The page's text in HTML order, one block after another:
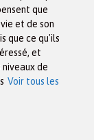
que
et de son
que ce qu'ils
et
de
Voir tous les